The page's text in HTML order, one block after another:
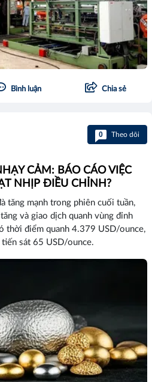
Bình luận Chia sẻ
0 Theo dõi
CẢM: BÁO CÁO VIỆC
NHỊP ĐIỀU CHỈNH?
tăng mạnh trong phiên cuối tuần,
và giao dịch quanh vùng đỉnh
thời điểm quanh 4.379 USD/ounce,
sát 65 USD/ounce.